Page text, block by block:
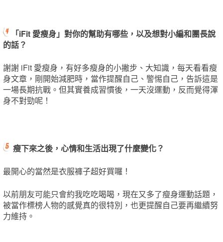
「iFit 愛瘦身」對你的幫助有哪些，以及想對小編和團長說
的話？
謝謝 iFit 愛瘦身，有好多瘦身的小撇步、大知識，每天看看瘦
身文章，剛開始減肥時，當作提醒自己、警惕自己，告訴這是
一場長期抗戰。但其實養成習慣後，一天沒運動，反而覺得渾
身不對勁呢！
瘦下來之後，心情和生活出現了什麼變化？
最開心的當然是衣服褲子超好買囉！
以前朋友可能只會約我吃吃喝喝，現在又多了瘦身運動話題，
被當作標榜人物的感覺真的很特別，也更提醒自己要再繼續努
力維持。